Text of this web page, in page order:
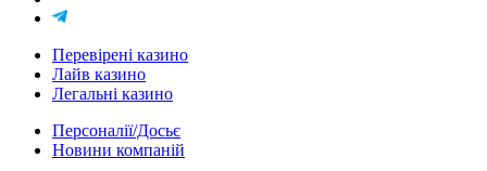
Перевірені казино
Лайв казино
Легальні казино
Персоналії/Досьє
Новини компаній